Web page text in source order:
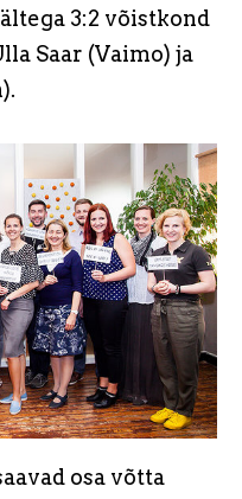
3:2 võistkond
Saar (Vaimo) ja
osa võtta